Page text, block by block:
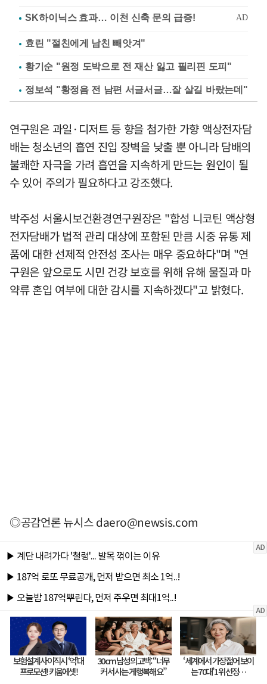
효린 "절친에게 남친 빼앗겨"
황기순 "원정 도박으로 전 재산 잃고 필리핀 도피"
정보석 "황정음 전 남편 서글서글…잘 살길 바랐는데"
연구원은 과일·디저트 등 향을 첨가한 가향 액상전자담
배는 청소년의 흡연 진입 장벽을 낮출 뿐 아니라 담배의
불쾌한 자극을 가려 흡연을 지속하게 만드는 원인이 될
수 있어 주의가 필요하다고 강조했다.
박주성 서울시보건환경연구원장은 "합성 니코틴 액상형
전자담배가 법적 관리 대상에 포함된 만큼 시중 유통 제
품에 대한 선제적 안전성 조사는 매우 중요하다"며 "연
구원은 앞으로도 시민 건강 보호를 위해 유해 물질과 마
약류 혼입 여부에 대한 감시를 지속하겠다"고 밝혔다.
◎공감언론 뉴시스daero@newsis.com